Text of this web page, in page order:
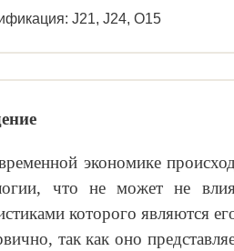
J21, J24, O15
экономике
что не может не
которого являются
так как оно